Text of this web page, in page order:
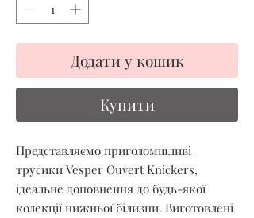
Додати у кошик
Купити
Представляємо приголомшливі
трусики Vesper Ouvert Knickers,
ідеальне доповнення до будь-якої
колекції нижньої білизни. Виготовлені